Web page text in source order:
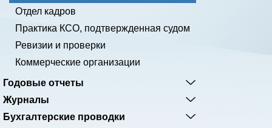
Отдел кадров
Практика КСО, подтвержденная судом
Ревизии и проверки
Коммерческие организации
Годовые отчеты
Журналы
Бухгалтерские проводки